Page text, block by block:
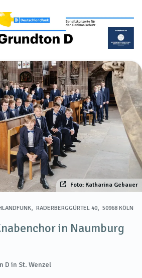
Foto: Katharina Gebauer
RADERBERGGÜRTEL 40, 50968 KÖLN
in Naumburg
D in St. Wenzel